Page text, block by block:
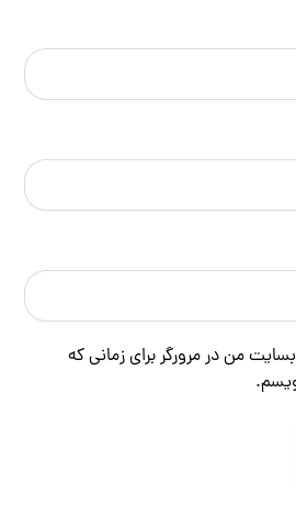
من در مرورگر برای زمانی که